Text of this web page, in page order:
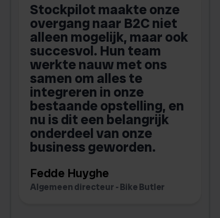
Stockpilot maakte onze
overgang naar B2C niet
alleen mogelijk, maar ook
succesvol. Hun team
werkte nauw met ons
samen om alles te
integreren in onze
bestaande opstelling, en
nu is dit een belangrijk
onderdeel van onze
business geworden.
Fedde Huyghe
Algemeen directeur - Bike Butler